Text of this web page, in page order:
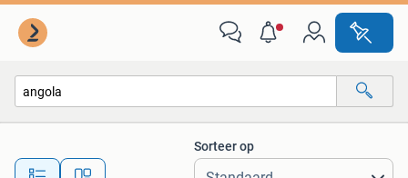
Alle afstanden…
Sorteer op